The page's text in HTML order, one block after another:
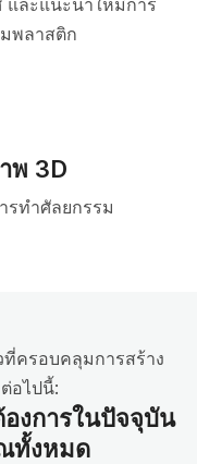
พลาสติก
พ 3D
รทำศัลยกรรม
ครอบคลุมการสร้าง
อไปนี้:
งการในปัจจุบัน
ทั้งหมด